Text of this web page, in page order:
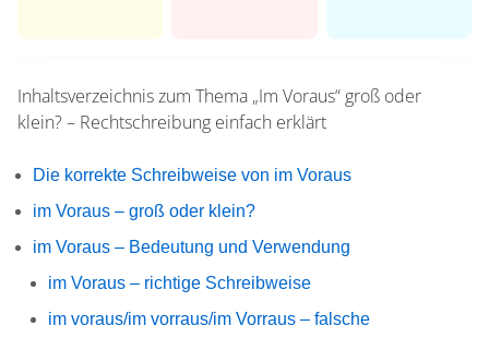
Inhaltsverzeichnis zum Thema „Im Voraus“ groß oder
klein? – Rechtschreibung einfach erklärt
Die korrekte Schreibweise von im Voraus
im Voraus – groß oder klein?
im Voraus – Bedeutung und Verwendung
im Voraus – richtige Schreibweise
im voraus/im vorraus/im Vorraus – falsche